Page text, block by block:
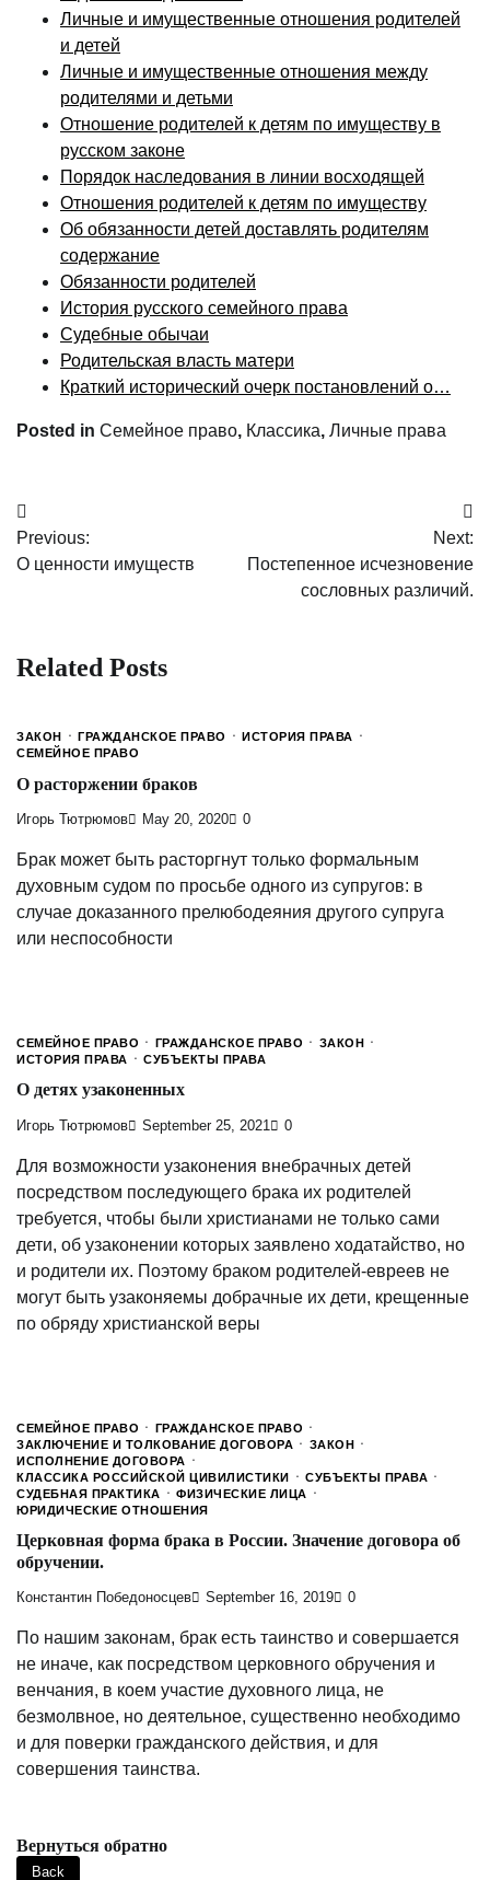
Личные и имущественные отношения родителей
и детей
Личные и имущественные отношения между
родителями и детьми
Отношение родителей к детям по имуществу в
русском законе
Порядок наследования в линии восходящей
Отношения родителей к детям по имуществу
Об обязанности детей доставлять родителям
содержание
Обязанности родителей
История русского семейного права
Судебные обычаи
Родительская власть матери
Краткий исторический очерк постановлений о…
Posted in Семейное право, Классика, Личные права
Post
navigation
Previous:
О ценности имуществ
Next:
Постепенное исчезновение
сословных различий.
Related Posts
ЗАКОН ГРАЖДАНСКОЕ ПРАВО
ИСТОРИЯ ПРАВА
СЕМЕЙНОЕ ПРАВО
О расторжении браков
Игорь Тютрюмов May 20, 2020 0
Брак может быть расторгнут только формальным
духовным судом по просьбе одного из супругов: в
случае доказанного прелюбодеяния другого супруга
или неспособности
СЕМЕЙНОЕ ПРАВО ГРАЖДАНСКОЕ ПРАВО
ЗАКОН
ИСТОРИЯ ПРАВА
СУБЪЕКТЫ ПРАВА
О детях узаконенных
Игорь Тютрюмов September 25, 2021 0
Для возможности узаконения внебрачных детей
посредством последующего брака их родителей
требуется, чтобы были христианами не только сами
дети, об узаконении которых заявлено ходатайство, но
и родители их. Поэтому браком родителей-евреев не
могут быть узаконяемы добрачные их дети, крещенные
по обряду христианской веры
СЕМЕЙНОЕ ПРАВО
ГРАЖДАНСКОЕ ПРАВО
ЗАКЛЮЧЕНИЕ И ТОЛКОВАНИЕ ДОГОВОРА
ЗАКОН
ИСПОЛНЕНИЕ ДОГОВОРА
КЛАССИКА РОССИЙСКОЙ ЦИВИЛИСТИКИ
СУБЪЕКТЫ ПРАВА
СУДЕБНАЯ ПРАКТИКА
ФИЗИЧЕСКИЕ ЛИЦА
ЮРИДИЧЕСКИЕ ОТНОШЕНИЯ
Церковная форма брака в России. Значение договора об
обручении.
Константин Победоносцев September 16, 2019 0
По нашим законам, брак есть таинство и совершается
не иначе, как посредством церковного обручения и
венчания, в коем участие духовного лица, не
безмолвное, но деятельное, существенно необходимо
и для поверки гражданского действия, и для
совершения таинства.
Вернуться обратно